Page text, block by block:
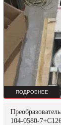
ПОДРОБНЕЕ
104-0580-